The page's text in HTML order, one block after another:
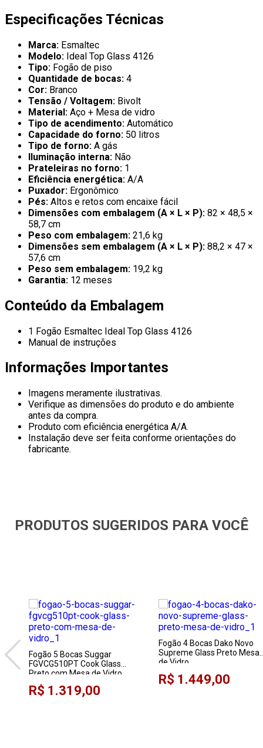
Especificações Técnicas
Marca: Esmaltec
Modelo: Ideal Top Glass 4126
Tipo: Fogão de piso
Quantidade de bocas: 4
Cor: Branco
Tensão / Voltagem: Bivolt
Material: Aço + Mesa de vidro
Tipo de acendimento: Automático
Capacidade do forno: 50 litros
Tipo de forno: A gás
Iluminação interna: Não
Prateleiras no forno: 1
Eficiência energética: A/A
Puxador: Ergonômico
Pés: Altos e retos com encaixe fácil
Dimensões com embalagem (A × L × P): 82 × 48,5 ×
58,7 cm
Peso com embalagem: 21,6 kg
Dimensões sem embalagem (A × L × P): 88,2 × 47 ×
57,6 cm
Peso sem embalagem: 19,2 kg
Garantia: 12 meses
Conteúdo da Embalagem
1 Fogão Esmaltec Ideal Top Glass 4126
Manual de instruções
Informações Importantes
Imagens meramente ilustrativas.
Verifique as dimensões do produto e do ambiente
antes da compra.
Produto com eficiência energética A/A.
Instalação deve ser feita conforme orientações do
fabricante.
PRODUTOS SUGERIDOS PARA VOCÊ
Fogão 5 Bocas Suggar
FGVCG510PT Cook Glass
Preto com Mesa de Vidro
R$ 1.319,00
Fogão 4 Bocas Dako Novo
Supreme Glass Preto Mesa
de Vidro
R$ 1.449,00